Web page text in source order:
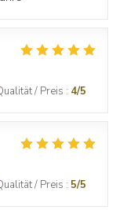
/ Preis : 4/5
/ Preis : 5/5